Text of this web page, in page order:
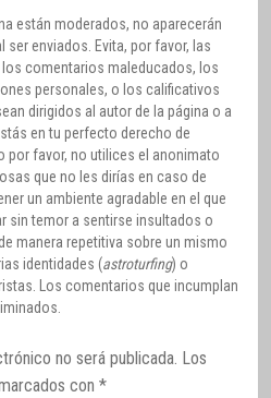
están moderados, no aparecerán
ser enviados. Evita, por favor, las
comentarios maleducados, los
personales, o los calificativos
dirigidos al autor de la página o a
en tu perfecto derecho de
por favor, no utilices el anonimato
que no les dirías en caso de
un ambiente agradable en el que
sin temor a sentirse insultados o
manera repetitiva sobre un mismo
identidades (astroturfing) o
Los comentarios que incumplan
no será publicada. Los
con *